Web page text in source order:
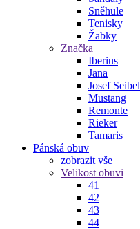
Sněhule
Tenisky
Žabky
Značka
Iberius
Jana
Josef Seibel
Mustang
Remonte
Rieker
Tamaris
Pánská obuv
zobrazit vše
Velikost obuvi
41
42
43
44